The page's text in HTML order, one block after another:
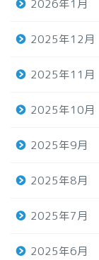
2026年1月
2025年12月
2025年11月
2025年10月
2025年9月
2025年8月
2025年7月
2025年6月